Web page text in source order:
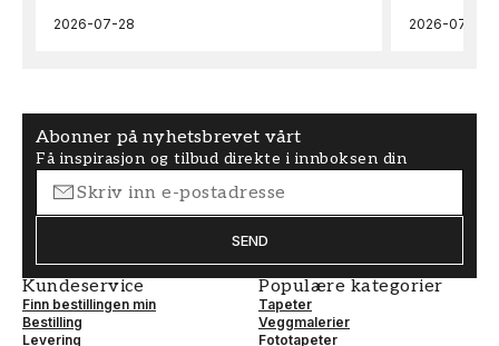
2026-07-28 2026-07-04
Abonner på nyhetsbrevet vårt
Få inspirasjon og tilbud direkte i innboksen din
SEND
Kundeservice
Finn bestillingen min
Bestilling
Levering
Populære kategorier
Tapeter
Veggmalerier
Fototapeter